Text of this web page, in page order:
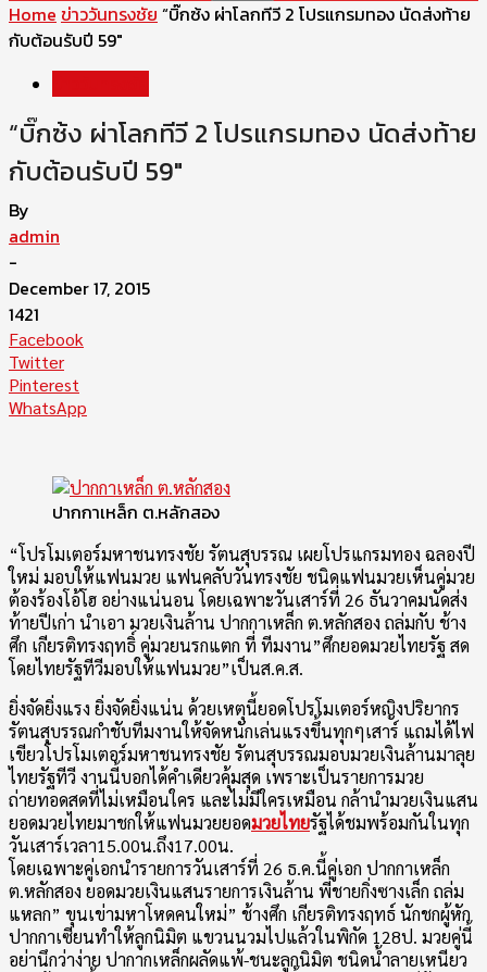
Home ข่าววันทรงชัย “บิ๊กซ้ง ผ่าโลกทีวี 2 โปรแกรมทอง นัดส่งท้าย
กับต้อนรับปี 59″
“บิ๊กซ้ง ผ่าโลกทีวี 2 โปรแกรมทอง นัดส่งท้าย
กับต้อนรับปี 59″
By
admin
-
December 17, 2015
1421
Facebook
Twitter
Pinterest
WhatsApp
ปากกาเหล็ก ต.หลักสอง
“โปรโมเตอร์มหาชนทรงชัย รัตนสุบรรณ เผยโปรแกรมทอง ฉลองปี
ใหม่ มอบให้แฟนมวย แฟนคลับวันทรงชัย ชนิดแฟนมวยเห็นคู่มวย
ต้องร้องโอ้โฮ อย่างแน่นอน โดยเฉพาะวันเสาร์ที่ 26 ธันวาคมนัดส่ง
ท้ายปีเก่า นำเอา มวยเงินล้าน ปากกาเหล็ก ต.หลักสอง ถล่มกับ ช้าง
ศึก เกียรติทรงฤทธิ์ คู่มวยนรกแตก ที่ ทีมงาน”ศึกยอดมวยไทยรัฐ สด
โดยไทยรัฐทีวีมอบให้แฟนมวย”เป็นส.ค.ส.
ยิ่งจัดยิ่งแรง ยิ่งจัดยิ่งแน่น ด้วยเหตุนี้ยอดโปรโมเตอร์หญิงปริยากร
รัตนสุบรรณกำชับทีมงานให้จัดหนักเล่นแรงขึ้นทุกๆเสาร์ แถมได้ไฟ
เขียวโปรโมเตอร์มหาชนทรงชัย รัตนสุบรรณมอบมวยเงินล้านมาลุย
ไทยรัฐทีวี งานนี้บอกได้คำเดียวคุ้มสุด เพราะเป็นรายการมวย
ถ่ายทอดสดที่ไม่เหมือนใคร และไม่มีใครเหมือน กล้านำมวยเงินแสน
ยอดมวยไทยมาชกให้แฟนมวยยอดมวยไทยรัฐได้ชมพร้อมกันในทุก
วันเสาร์เวลา15.00น.ถึง17.00น.
โดยเฉพาะคู่เอกนำรายการวันเสาร์ที่ 26 ธ.ค.นี้คู่เอก ปากกาเหล็ก
ต.หลักสอง ยอดมวยเงินแสนรายการเงินล้าน พี่ชายกิ่งซางเล็ก ถล่ม
แหลก” ขุนเข่ามหาโหดคนใหม่” ช้างศึก เกียรติทรงฤทธ์ นักชกผู้หัก
ปากกาเซียนทำให้ลูกนิมิต แขวนนวมไปแล้วในพิกัด 128ป. มวยคู่นี้
อย่านึกว่าง่าย ปากากเหล็กผลัดแพ้-ชนะลูกนิมิต ชนิดน้ำลายเหนียว